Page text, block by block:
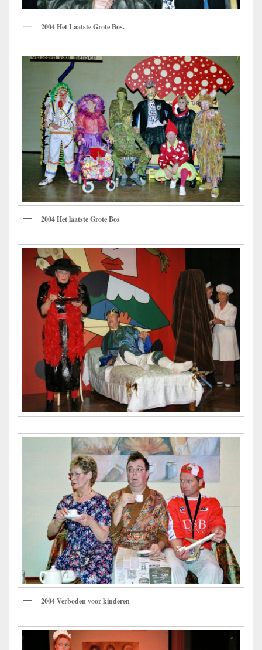
2004 Het Laatste Grote Bos.
2004 Het laatste Grote Bos
2004 Verboden voor kinderen